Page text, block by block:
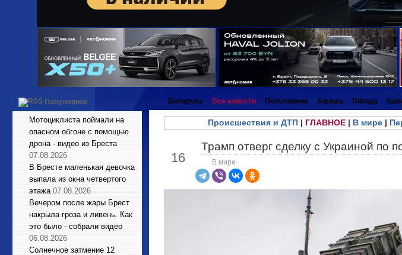
Популярное
Мотоциклиста поймали на
опасном обгоне с помощью
дрона - видео из Бреста
07.08.2026
В Бресте маленькая девочка
выпала из окна четвертого
этажа 07.08.2026
Вечером после жары Брест
накрыла гроза и ливень. Как
это было - собрали видео
06.08.2026
Солнечное затмение 12
Беларусь Все новости Популярное Афиша Погода
Происшествия и ДТП| ГЛАВНОЕ| В мире|
16
Трамп отверг сделку c Украиной по
В мире